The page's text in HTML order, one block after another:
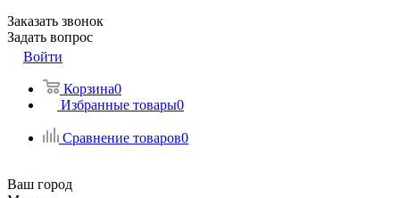
Заказать звонок
Задать вопрос
Войти
Корзина0
Избранные товары0
Сравнение товаров0
Ваш город